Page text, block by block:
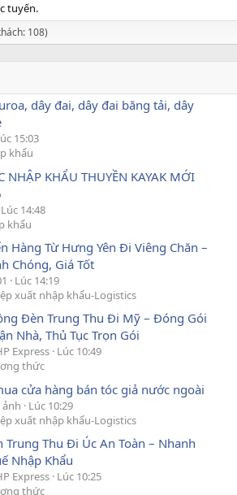
tuyến.
108)
dây đai, dây đai băng tải, dây
15:03
khẩu
NHẬP KHẨU THUYỀN KAYAK MỚI
Lúc 14:48
khẩu
Hàng Từ Hưng Yên Đi Viêng Chăn –
Chóng, Giá Tốt
Lúc 14:19
xuất nhập khẩu-Logistics
Đèn Trung Thu Đi Mỹ – Đóng Gói
Nhà, Thủ Tục Trọn Gói
Express Lúc 10:49
thức
cửa hàng bán tóc giả nước ngoài
Lúc 10:29
xuất nhập khẩu-Logistics
Trung Thu Đi Úc An Toàn – Nhanh
Nhập Khẩu
Express Lúc 10:25
thức